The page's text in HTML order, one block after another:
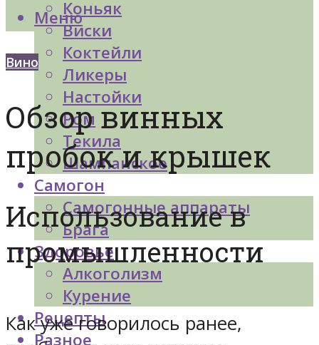
Коньяк
Виски
Коктейли
Ликеры
Настойки
Ром
Текила
Шампанское
Самогон
Самогонные аппараты
Брага
Здоровье
Алкоголизм
Курение
Рецепты
Разное
Меню
Вино
Обзор винных
пробок и крышек
Использование в
промышленности
Как уже говорилось ранее,